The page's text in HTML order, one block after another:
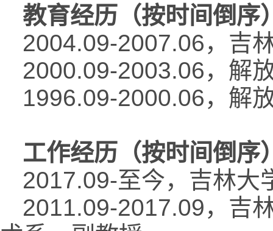
教育经历（按时间倒序
2004.09-2007.06，吉
2000.09-2003.06，解
1996.09-2000.06，解
工作经历（按时间倒序
2017.09-至今，吉林大
2011.09-2017.09，吉